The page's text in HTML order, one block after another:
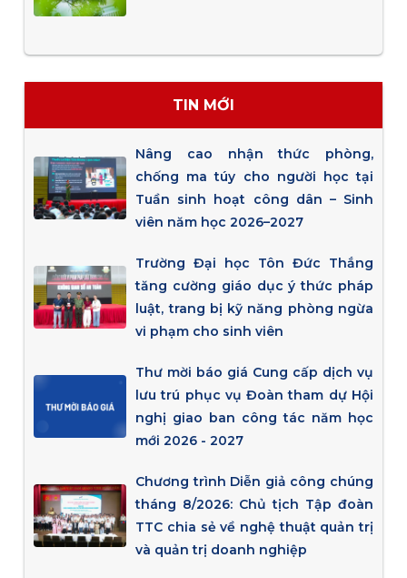
TIN MỚI
Nâng cao nhận thức phòng,
chống ma túy cho người học tại
Tuần sinh hoạt công dân – Sinh
viên năm học 2026–2027
Trường Đại học Tôn Đức Thắng
tăng cường giáo dục ý thức pháp
luật, trang bị kỹ năng phòng ngừa
vi phạm cho sinh viên
Thư mời báo giá Cung cấp dịch vụ
lưu trú phục vụ Đoàn tham dự Hội
nghị giao ban công tác năm học
mới 2026 - 2027
Chương trình Diễn giả công chúng
tháng 8/2026: Chủ tịch Tập đoàn
TTC chia sẻ về nghệ thuật quản trị
và quản trị doanh nghiệp